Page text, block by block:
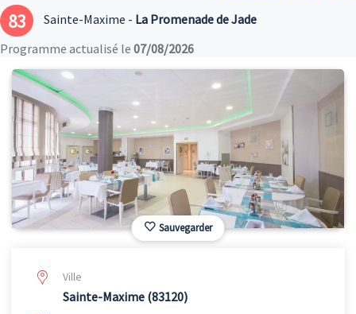
83 Sainte-Maxime - La Promenade de Jade
Programme actualisé le 07/08/2026
Sauvegarder
Ville
Sainte-Maxime (83120)